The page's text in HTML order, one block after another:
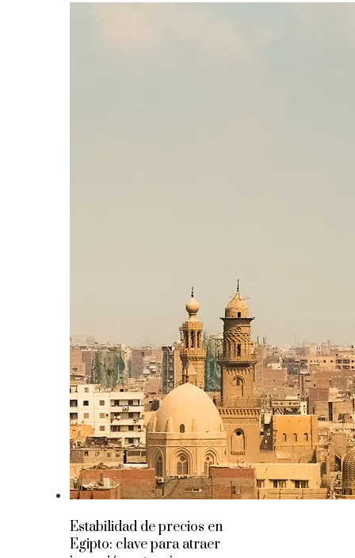
Estabilidad de precios en
Egipto: clave para atraer